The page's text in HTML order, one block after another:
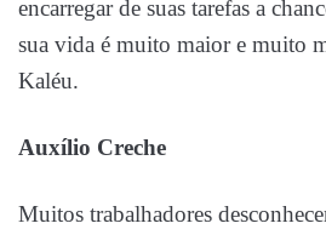
encarregar de suas tarefas a
sua vida é muito maior e muito
Kaléu.
Auxílio Creche
Muitos trabalhadores